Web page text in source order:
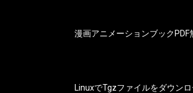
漫画アニメーションブックPDF
Linuxでtgzファイルをダウン